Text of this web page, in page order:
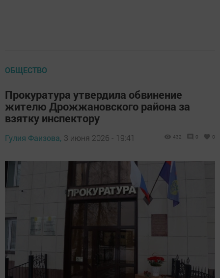
ОБЩЕСТВО
Прокуратура утвердила обвинение
жителю Дрожжановского района за
взятку инспектору
Гулия Фаизова, 3 июня 2026 - 19:41 432 0 0